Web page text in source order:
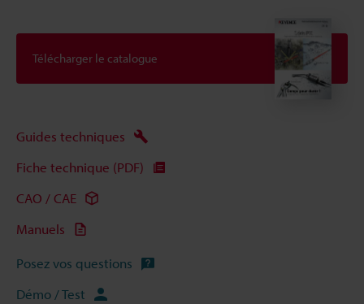
Télécharger le catalogue
Guides techniques
Fiche technique (PDF)
CAO / CAE
Manuels
Posez vos questions
Démo / Test